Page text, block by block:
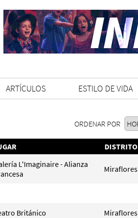
ARTÍCULOS ESTILO DE VIDA
ORDENAR POR
DISTRITO
L'Imaginaire - Alianza
Miraflores
Británico Miraflores